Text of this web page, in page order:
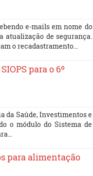
e-mails em nome do
atualização de segurança.
o recadastramento…
para o 6º
da Saúde, Investimentos e
o módulo do Sistema de
para alimentação